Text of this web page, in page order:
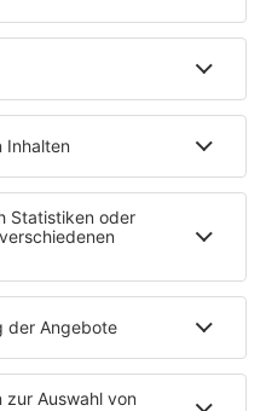
"Die 80er Live" das
und die Premiere
besser laufen
mit dabei.